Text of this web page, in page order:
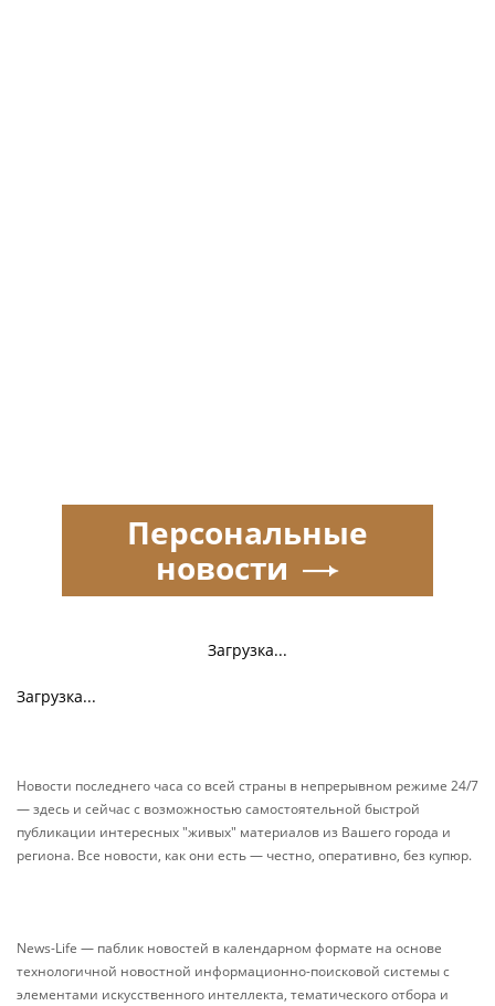
Загрузка...
Загрузка...
Персональные
новости
Новости последнего часа со всей страны в непрерывном режиме 24/7
— здесь и сейчас с возможностью самостоятельной быстрой
публикации интересных "живых" материалов из Вашего города и
региона. Все новости, как они есть — честно, оперативно, без купюр.
News-Life — паблик новостей в календарном формате на основе
технологичной новостной информационно-поисковой системы с
элементами искусственного интеллекта, тематического отбора и